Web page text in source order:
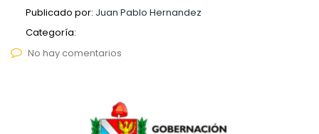
Publicado por: Juan Pablo Hernandez
Categoría:
No hay comentarios